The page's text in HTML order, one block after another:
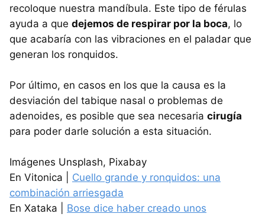
recoloque nuestra mandíbula. Este tipo de férulas
ayuda a que dejemos de respirar por la boca, lo
que acabaría con las vibraciones en el paladar que
generan los ronquidos.
Por último, en casos en los que la causa es la
desviación del tabique nasal o problemas de
adenoides, es posible que sea necesaria cirugía
para poder darle solución a esta situación.
Imágenes Unsplash, Pixabay
En Vitonica | Cuello grande y ronquidos: una
combinación arriesgada
En Xataka | Bose dice haber creado unos